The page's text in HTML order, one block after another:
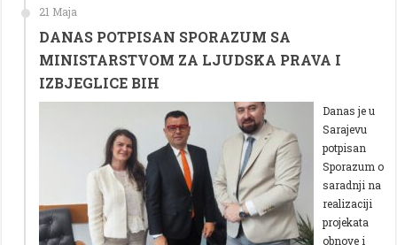
21 Maja
DANAS POTPISAN SPORAZUM SA
MINISTARSTVOM ZA LJUDSKA PRAVA I
IZBJEGLICE BIH
Danas je u
Sarajevu
potpisan
Sporazum o
saradnji na
realizaciji
projekata
obnove i